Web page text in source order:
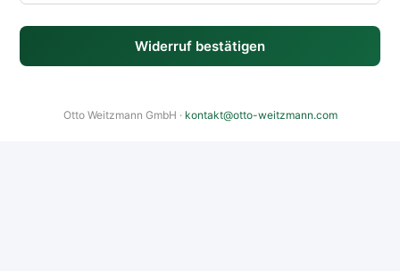
Widerruf bestätigen
Otto Weitzmann GmbH · kontakt@otto-weitzmann.com